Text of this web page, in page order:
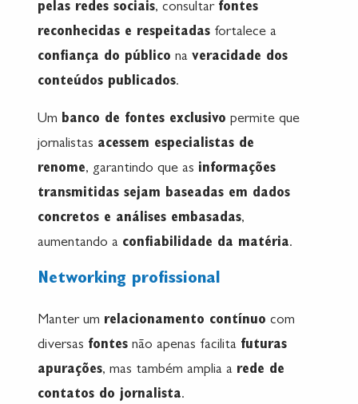
pelas redes sociais, consultar fontes
reconhecidas e respeitadas fortalece a
confiança do público na veracidade dos
conteúdos publicados.
Um banco de fontes exclusivo permite que
jornalistas acessem especialistas de
renome, garantindo que as informações
transmitidas sejam baseadas em dados
concretos e análises embasadas,
aumentando a confiabilidade da matéria.
Networking profissional
Manter um relacionamento contínuo com
diversas fontes não apenas facilita futuras
apurações, mas também amplia a rede de
contatos do jornalista.